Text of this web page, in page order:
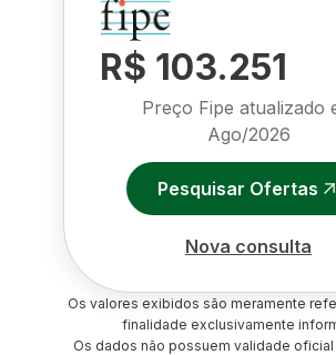
R$ 103.251
Preço Fipe atualizado
Ago/2026
Pesquisar Ofertas
Nova consulta
Os valores exibidos são meramente
finalidade exclusivamente
Os dados não possuem validade